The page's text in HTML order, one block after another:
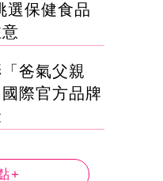
選保健食品
爸氣父親
際官方品牌
+